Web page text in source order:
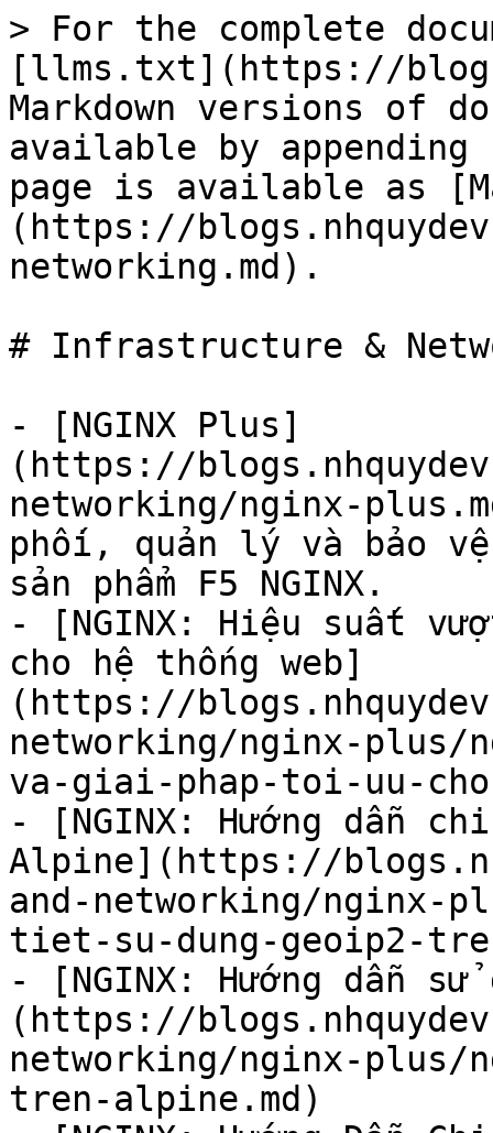
> For the complete
[llms.txt](https://
Markdown versions of
available by
page is available as
(https://
networking.md).
# Infrastructure &
- [NGINX Plus]
(https://
networking/nginx-
phối, quản lý và bảo vệ
sản phẩm F5 NGINX.
- [NGINX: Hiệu suất
cho hệ thống web]
(https://
networking/nginx-
va-giai-phap-toi-uu-
- [NGINX: Hướng dẫn
Alpine](https://
and-networking/nginx-
tiet-su-dung-geoip2-
- [NGINX: Hướng dẫn
(https://
networking/nginx-plus/
tren-alpine.md)